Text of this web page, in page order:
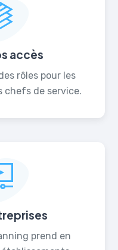
accès
rôles pour les
chefs de service.
prend en